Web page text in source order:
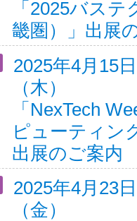
「2025バス
畿圏）」出展
2025年4月15
（木）
「NexTech
ピューティン
出展のご案内
2025年4月23
（金）